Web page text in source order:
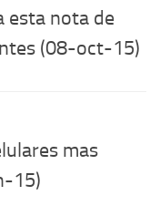
esta nota de
(08-oct-15)
mas
15)